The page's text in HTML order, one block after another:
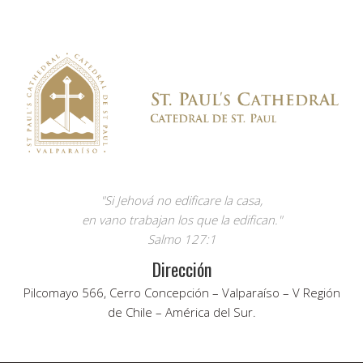
"Si Jehová no edificare la casa,
en vano trabajan los que la edifican."
Salmo 127:1
Dirección
Pilcomayo 566, Cerro Concepción – Valparaíso – V Región
de Chile – América del Sur.